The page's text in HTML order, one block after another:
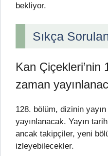
bekliyor.
Sıkça
Kan Çiçekleri’nin
zaman
128. bölüm, dizinin
yayınlanacak. Yayın
ancak takipçiler, yeni
izleyebilecekler.